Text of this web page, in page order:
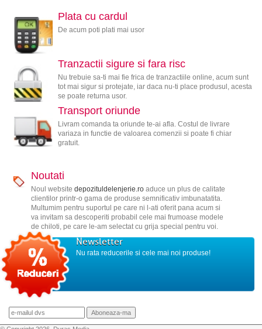
Plata cu cardul
De acum poti plati mai usor
Tranzactii sigure si fara risc
Nu trebuie sa-ti mai fie frica de tranzactiile online, acum sunt
tot mai sigur si protejate, iar daca nu-ti place produsul, acesta
se poate returna usor.
Transport oriunde
Livram comanda ta oriunde te-ai afla. Costul de livrare
variaza in functie de valoarea comenzii si poate fi chiar
gratuit.
Noutati
Noul website depozituldelenjerie.roaduce un plus de calitate
clientilor printr-o gama de produse semnificativ imbunatatita.
Multumim pentru suportul pe care ni l-ati oferit pana acum si
va invitam sa descoperiti probabil cele mai frumoase modele
de chiloti, pe care le-am selectat cu grija special pentru voi.
Newsletter
Nu rata reducerile si cele mai noi produse!